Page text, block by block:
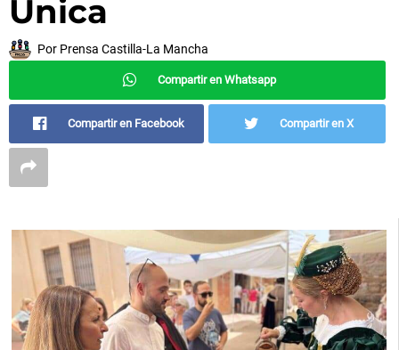
Única
Por Prensa Castilla-La Mancha
Compartir en Whatsapp
Compartir en Facebook Compartir en X